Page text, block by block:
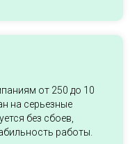
от 250 до 10
на серьезные
без сбоев,
работы.